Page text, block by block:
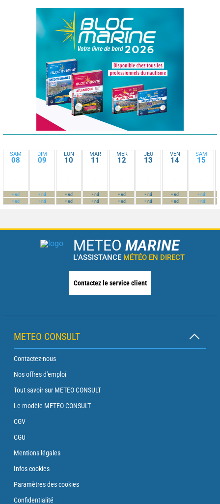
SAM
08
-
-nd
-nd
DIM
09
-
-nd
-nd
LUN
10
-
-nd
-nd
MAR
11
-
-nd
-nd
MER
12
-
-nd
-nd
JEU
13
-
-nd
-nd
VEN
14
-
-nd
-nd
SAM
15
-
-nd
-nd
METEO MARINE
L'ASSISTANCE MÉTÉO EN DIRECT
Contactez le service client
METEO CONSULT
Contactez-nous
Nos offres d'emploi
Tout savoir sur METEO CONSULT
Le modèle METEO CONSULT
CGV
CGU
Mentions légales
Infos cookies
Paramètres des cookies
Confidentialité